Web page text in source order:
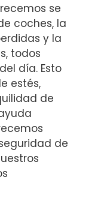
se
coches, la
y la
todos
día. Esto
estés,
de
de